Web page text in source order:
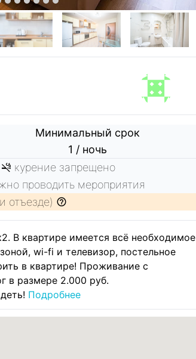
Минимальный срок
1 / ночь
курение запрещено
проводить мероприятия
отъезде)
В квартире имеется всё необходимое
wi-fi и телевизор, постельное
в квартире! Проживание с
в размере 2.000 руб.
Подробнее